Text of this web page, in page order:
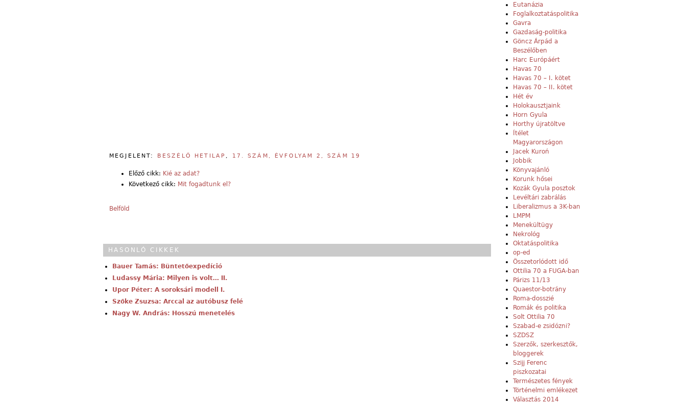
MEGJELENT: BESZÉLŐ HETILAP 17. SZÁM, ÉVFOLYAM 2, SZÁM 19
Előző cikk: Kié az adat?
Következő cikk: Mit fogadtunk el?
Belföld
HASONLÓ CIKKEK
Bauer Tamás: Büntetőexpedíció
Ludassy Mária: Milyen is volt… II.
Upor Péter: A soroksári modell I.
Szőke Zsuzsa: Arccal az autóbusz felé
Nagy W. András: Hosszú menetelés
Eutanázia
Foglalkoztatáspolitika
Gavra
Gazdaság-politika
Göncz Árpád a
Beszélőben
Harc Európáért
Havas 70
Havas 70 – I. kötet
Havas 70 – II. kötet
Hét év
Holokausztjaink
Horn Gyula
Horthy újratöltve
Ítélet
Magyarországon
Jacek Kuroń
Jobbik
Könyvajánló
Korunk hősei
Kozák Gyula posztok
Levéltári zabrálás
Liberalizmus a 3K-ban
LMPM
Menekültügy
Nekrológ
Oktatáspolitika
op-ed
Összetorlódott idő
Ottilia 70 a FUGA-ban
Párizs 11/13
Quaestor-botrány
Roma-dosszié
Romák és politika
Solt Ottilia 70
Szabad-e zsidózni?
SZDSZ
Szerzők, szerkesztők,
bloggerek
Szijj Ferenc
piszkozatai
Természetes fények
Történelmi emlékezet
Választás 2014